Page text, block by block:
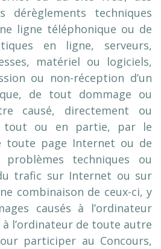
dérèglements techniques
ligne téléphonique ou de
en ligne, serveurs,
matériel ou logiciels,
ou non-réception d’un
de tout dommage ou
causé, directement ou
tout ou en partie, par le
toute page Internet ou de
techniques ou
trafic sur Internet ou sur
combinaison de ceux-ci, y
causés à l’ordinateur
l’ordinateur de toute autre
participer au Concours,